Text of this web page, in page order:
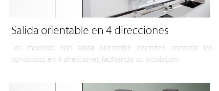
Salida orientable en 4 direcciones
Los modelos con salida orientable permiten conectar los
conductos en 4 direcciones facilitando su instalación.